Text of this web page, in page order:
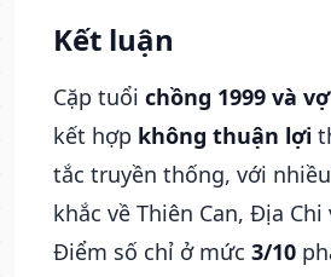
Kết luận
Cặp tuổi chồng 1999 và
kết hợp không thuận lợi
tắc truyền thống, với
khắc về Thiên Can, Địa
Điểm số chỉ ở mức 3/10